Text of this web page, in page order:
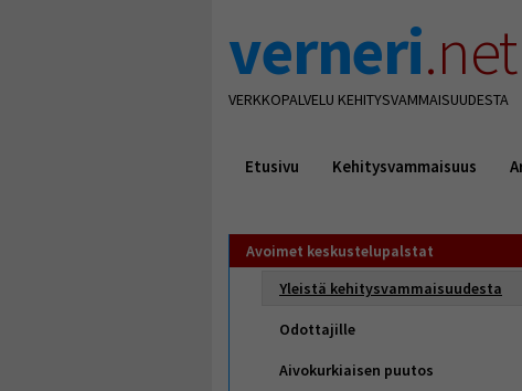
verneri.net
VERKKOPALVELU KEHITYSVAMMAISUUDESTA
Etusivu Kehitysvammaisuus
Avoimet keskustelupalstat
Yleistä kehitysvammaisuudesta
Odottajille
Aivokurkiaisen puutos